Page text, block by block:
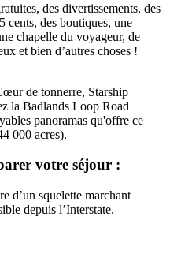
des divertissements, des
cents, des boutiques, une
chapelle du voyageur, de
et bien d’autres choses !
de tonnerre, Starship
la Badlands Loop Road
panoramas qu'offre ce
000 acres).
votre séjour :
d’un squelette marchant
depuis l’Interstate.